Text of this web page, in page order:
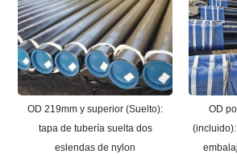
OD 219mm y superior (Suelto):
tapa de tubería suelta dos
eslendas de nylon
OD